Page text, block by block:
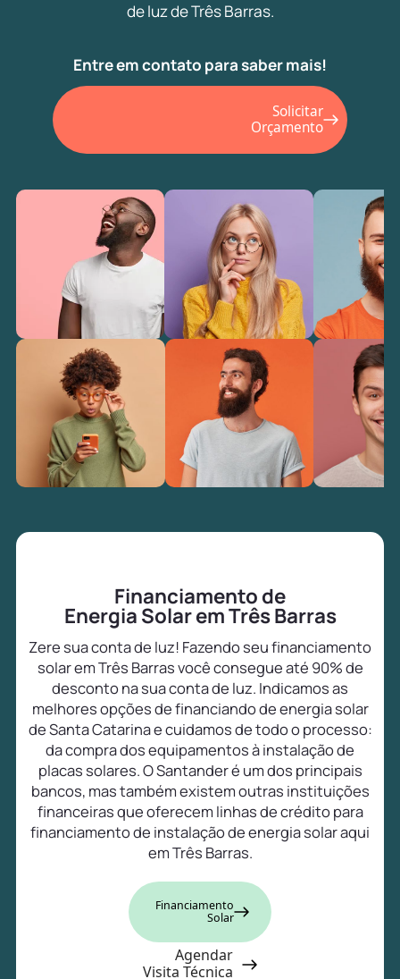
de luz de Três Barras.
Entre em contato para saber mais!
Solicitar
Orçamento
Financiamento de
Energia Solar em Três Barras
Zere sua conta de luz! Fazendo seu financiamento
solar em Três Barras você consegue até 90% de
desconto na sua conta de luz. Indicamos as
melhores opções de financiando de energia solar
de Santa Catarina e cuidamos de todo o processo:
da compra dos equipamentos à instalação de
placas solares. O Santander é um dos principais
bancos, mas também existem outras instituições
financeiras que oferecem linhas de crédito para
financiamento de instalação de energia solar aqui
em Três Barras.
Financiamento
Solar
Agendar
Visita Técnica